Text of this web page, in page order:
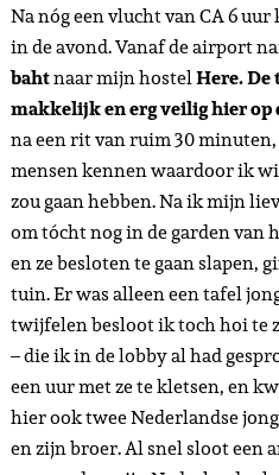
Na nóg een vlucht van CA 6
in de avond. Vanaf de airport
bahtnaar mijn hostelHere. De
makkelijk en erg veilig hier op
na een rit van ruim 30
mensen kennen waardoor ik
zou gaan hebben. Na ik mijn
om tócht nog in de garden van
en ze besloten te gaan slapen,
tuin. Er was alleen een tafel
twijfelen besloot ik toch hoi te
– die ik in de lobby al had
een uur met ze te kletsen, en
hier ook twee Nederlandse
en zijn broer. Al snel sloot een